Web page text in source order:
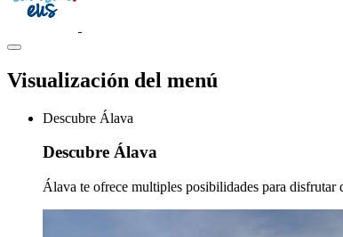
Visualización del menú
Descubre Álava
Descubre Álava
Álava te ofrece multiples posibilidades para